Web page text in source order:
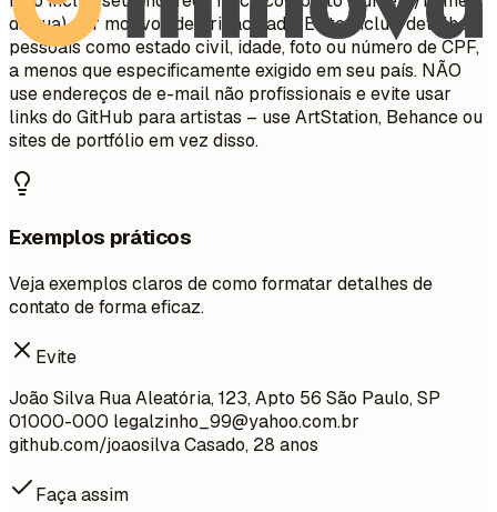
da rua) por motivos de privacidade. Evite incluir detalhes
pessoais como estado civil, idade, foto ou número de CPF,
a menos que especificamente exigido em seu país. NÃO
use endereços de e-mail não profissionais e evite usar
links do GitHub para artistas – use ArtStation, Behance ou
sites de portfólio em vez disso.
Exemplos práticos
Veja exemplos claros de como formatar detalhes de
contato de forma eficaz.
Evite
João Silva Rua Aleatória, 123, Apto 56 São Paulo, SP
01000-000 legalzinho_99@yahoo.com.br
github.com/joaosilva Casado, 28 anos
Faça assim